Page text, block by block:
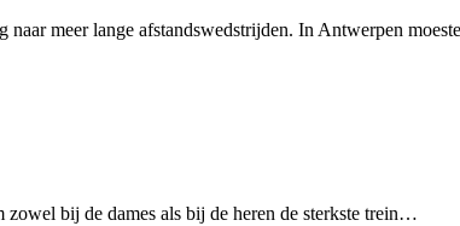
meer lange afstandswedstrijden. In Antwerpen
bij de dames als bij de heren de sterkste trein…